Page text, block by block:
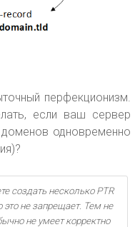
перфекционизм.
если ваш сервер
одновременно
создать несколько PTR
это не запрещает. Тем не
не умеет корректно